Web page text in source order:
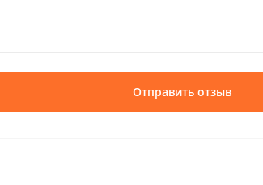
Отправить отзыв